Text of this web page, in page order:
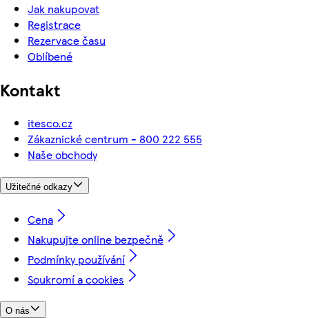
Jak nakupovat
Registrace
Rezervace času
Oblíbené
Kontakt
itesco.cz
Zákaznické centrum - 800 222 555
Naše obchody
Užitečné odkazy
Cena
Nakupujte online bezpečně
Podmínky používání
Soukromí a cookies
O nás